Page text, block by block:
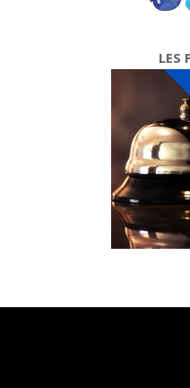
LES